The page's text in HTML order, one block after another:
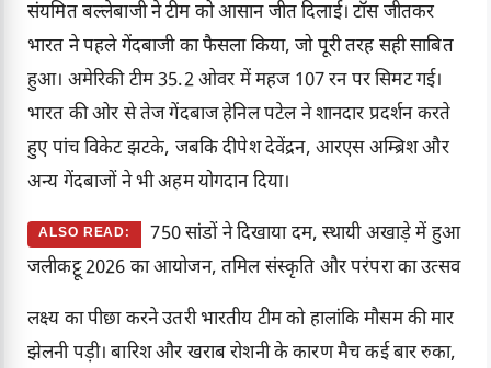
संयमित बल्लेबाजी ने टीम को आसान जीत दिलाई। टॉस जीतकर
भारत ने पहले गेंदबाजी का फैसला किया, जो पूरी तरह सही साबित
हुआ। अमेरिकी टीम 35.2 ओवर में महज 107 रन पर सिमट गई।
भारत की ओर से तेज गेंदबाज हेनिल पटेल ने शानदार प्रदर्शन करते
हुए पांच विकेट झटके, जबकि दीपेश देवेंद्रन, आरएस अम्ब्रिश और
अन्य गेंदबाजों ने भी अहम योगदान दिया।
ALSO READ:
750 सांडों ने दिखाया दम, स्थायी अखाड़े में हुआ
जलीकट्टू 2026 का आयोजन, तमिल संस्कृति और परंपरा का उत्सव
लक्ष्य का पीछा करने उतरी भारतीय टीम को हालांकि मौसम की मार
झेलनी पड़ी। बारिश और खराब रोशनी के कारण मैच कई बार रुका,